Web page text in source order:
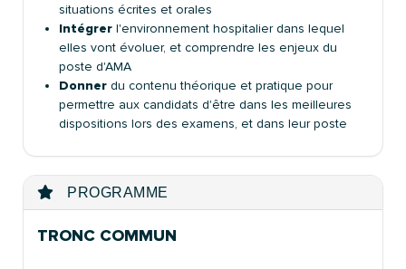
situations écrites et orales
Intégrer l'environnement hospitalier dans lequel
elles vont évoluer, et comprendre les enjeux du
poste d'AMA
Donner du contenu théorique et pratique pour
permettre aux candidats d'être dans les meilleures
dispositions lors des examens, et dans leur poste
PROGRAMME
TRONC COMMUN